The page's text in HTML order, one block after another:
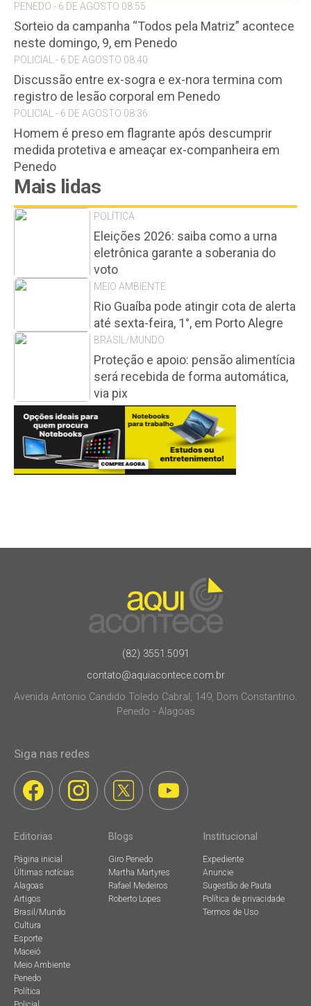
PENEDO - 6 DE AGOSTO 08:55
Sorteio da campanha “Todos pela Matriz” acontece
neste domingo, 9, em Penedo
POLICIAL - 6 DE AGOSTO 08:40
Discussão entre ex-sogra e ex-nora termina com
registro de lesão corporal em Penedo
POLICIAL - 6 DE AGOSTO 08:36
Homem é preso em flagrante após descumprir
medida protetiva e ameaçar ex-companheira em
Penedo
Mais lidas
POLÍTICA
Eleições 2026: saiba como a urna
eletrônica garante a soberania do
voto
MEIO AMBIENTE
Rio Guaíba pode atingir cota de alerta
até sexta-feira, 1°, em Porto Alegre
BRASIL/MUNDO
Proteção e apoio: pensão alimentícia
será recebida de forma automática,
via pix
(82) 3551.5091
contato@aquiacontece.com.br
Avenida Antonio Candido Toledo Cabral, 149, Dom Constantino.
Penedo - Alagoas
Siga nas redes
Editorias
Página inicial
Últimas notícias
Alagoas
Artigos
Brasil/Mundo
Cultura
Esporte
Maceió
Meio Ambiente
Penedo
Política
Blogs
Giro Penedo
Martha Martyres
Rafael Medeiros
Roberto Lopes
Institucional
Expediente
Anuncie
Sugestão de Pauta
Política de privacidade
Termos de Uso